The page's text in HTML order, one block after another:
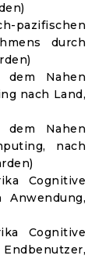
durch
dem Nahen
nach Land,
dem Nahen
nach
Cognitive
Anwendung,
Cognitive